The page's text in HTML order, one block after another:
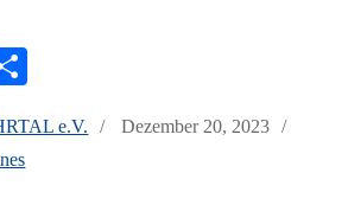
n e.V.
Posted
Dezember 20, 2023